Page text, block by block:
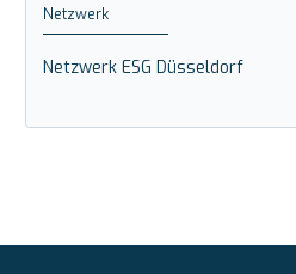
Netzwerk
Netzwerk ESG Düsseldorf